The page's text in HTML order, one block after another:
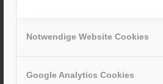
Notwendige Website Cookies
Google Analytics Cookies